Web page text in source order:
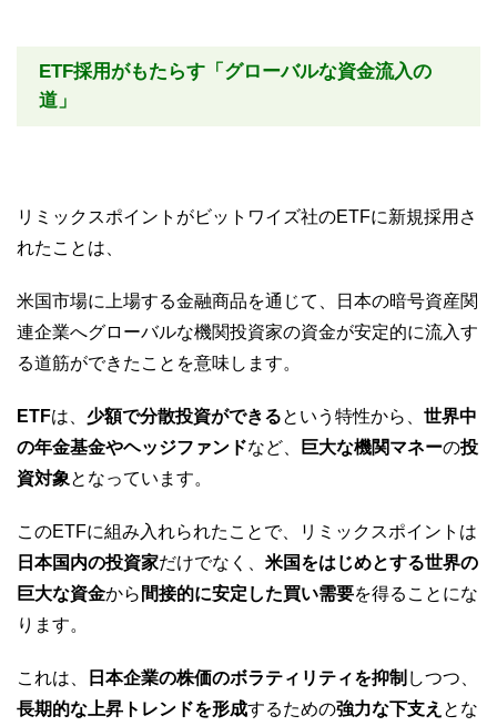
ETF採用がもたらす「グローバルな資金流入の
道」
リミックスポイントがビットワイズ社のETFに新規採用さ
れたことは、
米国市場に上場する金融商品を通じて、日本の暗号資産関
連企業へグローバルな機関投資家の資金が安定的に流入す
る道筋ができたことを意味します。
ETFは、 少額で分散投資ができるという特性から、 世界中
の年金基金やヘッジファンドなど、 巨大な機関マネーの投
資対象となっています。
このETFに組み入れられたことで、リミックスポイントは
日本国内の投資家だけでなく、 米国をはじめとする世界の
巨大な資金から 間接的に安定した買い需要を得ることにな
ります。
これは、 日本企業の株価のボラティリティを抑制 しつつ、
長期的な上昇トレンドを形成するための強力な下支え とな